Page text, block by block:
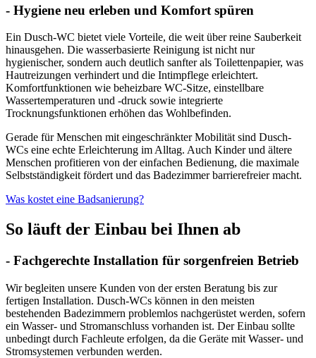
- Hygiene neu erleben und Komfort spüren
Ein Dusch-WC bietet viele Vorteile, die weit über reine Sauberkeit
hinausgehen. Die wasserbasierte Reinigung ist nicht nur
hygienischer, sondern auch deutlich sanfter als Toilettenpapier, was
Hautreizungen verhindert und die Intimpflege erleichtert.
Komfortfunktionen wie beheizbare WC-Sitze, einstellbare
Wassertemperaturen und -druck sowie integrierte
Trocknungsfunktionen erhöhen das Wohlbefinden.
Gerade für Menschen mit eingeschränkter Mobilität sind Dusch-
WCs eine echte Erleichterung im Alltag. Auch Kinder und ältere
Menschen profitieren von der einfachen Bedienung, die maximale
Selbstständigkeit fördert und das Badezimmer barrierefreier macht.
Was kostet eine Badsanierung?
So läuft der Einbau bei Ihnen ab
- Fachgerechte Installation für sorgenfreien Betrieb
Wir begleiten unsere Kunden von der ersten Beratung bis zur
fertigen Installation. Dusch-WCs können in den meisten
bestehenden Badezimmern problemlos nachgerüstet werden, sofern
ein Wasser- und Stromanschluss vorhanden ist. Der Einbau sollte
unbedingt durch Fachleute erfolgen, da die Geräte mit Wasser- und
Stromsystemen verbunden werden.